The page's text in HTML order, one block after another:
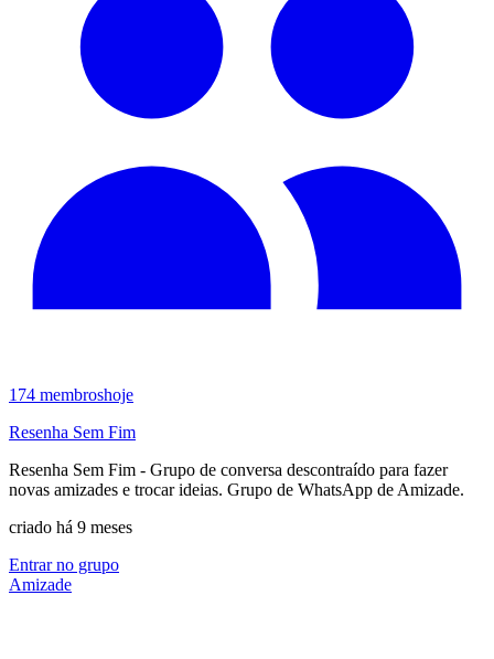
174 membroshoje
Resenha Sem Fim
Resenha Sem Fim - Grupo de conversa descontraído para fazer
novas amizades e trocar ideias. Grupo de WhatsApp de Amizade.
criado há 9 meses
Entrar no grupo
Amizade